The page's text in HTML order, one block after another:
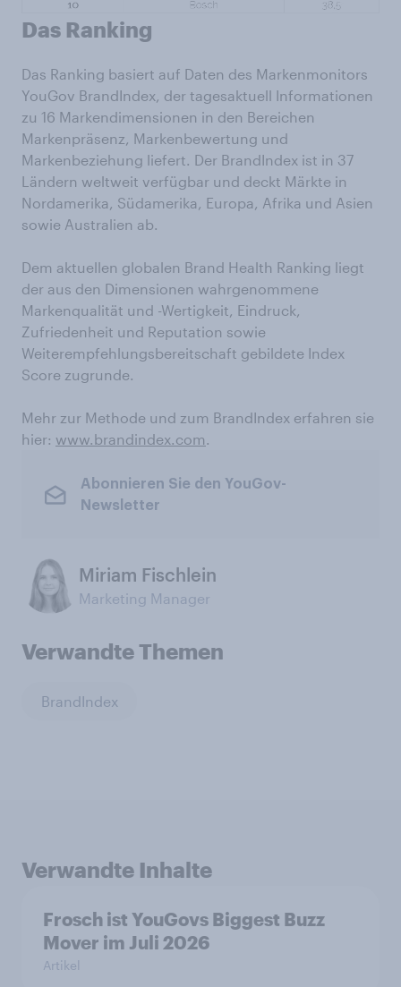
Das Ranking
Das Ranking basiert auf Daten des Markenmonitors
YouGov BrandIndex, der tagesaktuell Informationen
zu 16 Markendimensionen in den Bereichen
Markenpräsenz, Markenbewertung und
Markenbeziehung liefert. Der BrandIndex ist in 37
Ländern weltweit verfügbar und deckt Märkte in
Nordamerika, Südamerika, Europa, Afrika und Asien
sowie Australien ab.
Dem aktuellen globalen Brand Health Ranking liegt
der aus den Dimensionen wahrgenommene
Markenqualität und -Wertigkeit, Eindruck,
Zufriedenheit und Reputation sowie
Weiterempfehlungsbereitschaft gebildete Index
Score zugrunde.
Mehr zur Methode und zum BrandIndex erfahren sie
hier: www.brandindex.com.
Abonnieren Sie den YouGov-
Newsletter
Miriam Fischlein
Marketing Manager
Verwandte Themen
BrandIndex
Verwandte Inhalte
Frosch ist YouGovs Biggest Buzz
Mover im Juli 2026
Artikel